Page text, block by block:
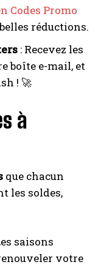
Codes Promo
réductions.
: Recevez les
boîte e-mail, et
! 🚀
à
que chacun
les soldes,
saisons
votre